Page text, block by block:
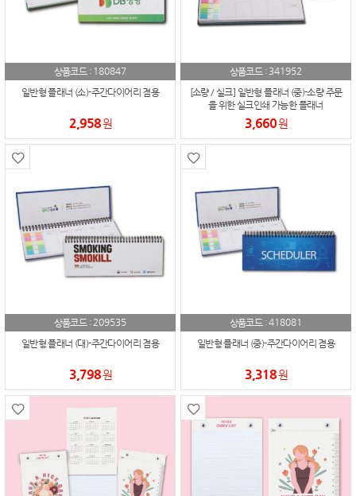
상품코드 : 180847
일반형 플래너 (소)-주간다이어리 겸용
2,958원
상품코드 : 341952
[소량 / 실크] 일반형 플래너 (중)-소량 주문
을 위한 실크인쇄 가능한 플래너
3,660원
상품코드 :209535
일반형 플래너 (대)-주간다이어리 겸용
3,798원
상품코드 :418081
일반형 플래너 (중)-주간다이어리 겸용
3,318원